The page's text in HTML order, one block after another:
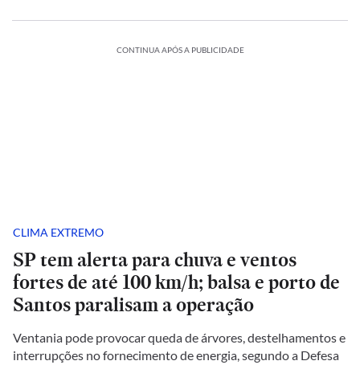
CONTINUA APÓS A PUBLICIDADE
CLIMA EXTREMO
SP tem alerta para chuva e ventos
fortes de até 100 km/h; balsa e porto de
Santos paralisam a operação
Ventania pode provocar queda de árvores, destelhamentos e
interrupções no fornecimento de energia, segundo a Defesa